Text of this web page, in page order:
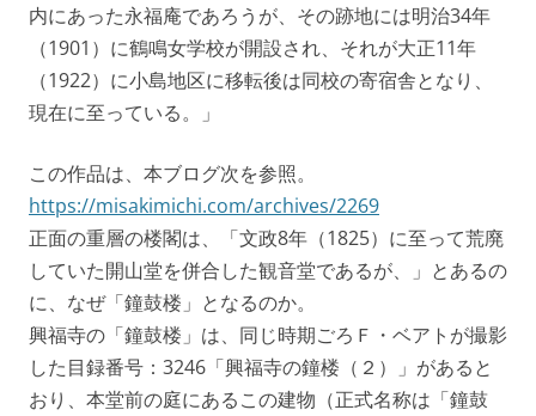
内にあった永福庵であろうが、その跡地には明治34年
（1901）に鶴鳴女学校が開設され、それが大正11年
（1922）に小島地区に移転後は同校の寄宿舎となり、
現在に至っている。」
この作品は、本ブログ次を参照。
https://misakimichi.com/archives/2269
正面の重層の楼閣は、「文政8年（1825）に至って荒廃
していた開山堂を併合した観音堂であるが、」とあるの
に、なぜ「鐘鼓楼」となるのか。
興福寺の「鐘鼓楼」は、同じ時期ごろＦ・ベアトが撮影
した目録番号：3246「興福寺の鐘楼（２）」があると
おり、本堂前の庭にあるこの建物（正式名称は「鐘鼓